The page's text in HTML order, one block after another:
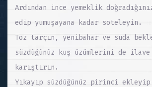
Ardından ince yemeklik
edip yumuşayana kadar soteleyin.
Toz tarçın, yenibahar ve suda
süzdüğünüz kuş üzümlerini de
karıştırın.
Yıkayıp süzdüğünüz pirinci ekleyip